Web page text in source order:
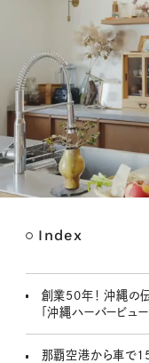
Index
創業50年！ 沖縄の
「沖縄ハーバービュ
那覇空港から車で15